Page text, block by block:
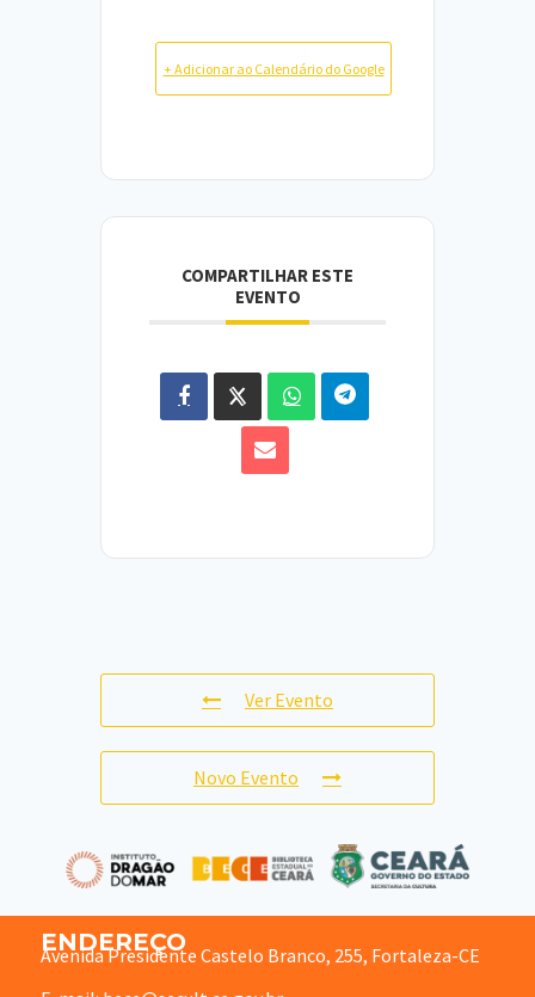
+ Adicionar ao Calendário do Google
COMPARTILHAR ESTE
EVENTO
Ver Evento
Novo Evento
ENDEREÇO
Avenida Presidente Castelo Branco, 255, Fortaleza-CE